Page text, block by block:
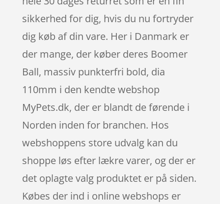
sikkerhed for dig, hvis du nu fortryder
dig køb af din vare. Her i Danmark er
der mange, der køber deres Boomer
Ball, massiv punkterfri bold, dia
110mm i den kendte webshop
MyPets.dk, der er blandt de førende i
Norden inden for branchen. Hos
webshoppens store udvalg kan du
shoppe løs efter lækre varer, og der er
det oplagte valg produktet er på siden.
Købes der ind i online webshops er